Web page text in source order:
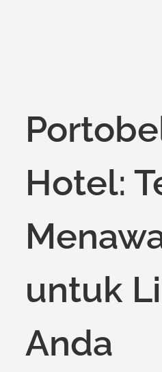
Hotel:
untuk
Anda